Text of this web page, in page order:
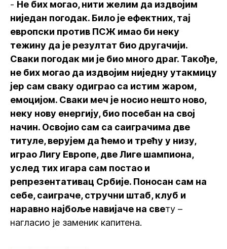
- Не бих могао, нити желим да издвојим
ниједан погодак. Било је ефектних, тај
европски против ПСЖ имао би неку
тежину да је резултат био другачији.
Сваки погодак ми је био много драг. Такође,
не бих могао да издвојим ниједну утакмицу
јер сам сваку одиграо са истим жаром,
емоцијом. Сваки меч је носио нешто ново,
неку нову енергију, био посебан на свој
начин. Освојио сам са саиграчима две
титуле, верујем да ћемо и трећу у низу,
играо Лигу Европе, две Лиге шампиона,
услед тих игара сам постао и
репрезентативац Србије. Поносан сам на
себе, саиграче, стручни штаб, клуб и
наравно најбоље навијаче на свету –
нагласио је заменик капитена.